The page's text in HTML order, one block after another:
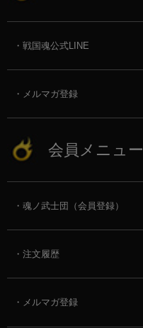
戦国魂公式LINE
メルマガ登録
会員メニュー
魂ノ武士団（会員登録）
注文履歴
メルマガ登録